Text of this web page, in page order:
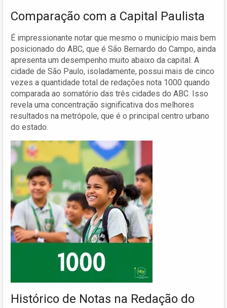
Comparação com a Capital Paulista
É impressionante notar que mesmo o município mais bem
posicionado do ABC, que é São Bernardo do Campo, ainda
apresenta um desempenho muito abaixo da capital. A
cidade de São Paulo, isoladamente, possui mais de cinco
vezes a quantidade total de redações nota 1000 quando
comparada ao somatório das três cidades do ABC. Isso
revela uma concentração significativa dos melhores
resultados na metrópole, que é o principal centro urbano
do estado.
Histórico de Notas na Redação do